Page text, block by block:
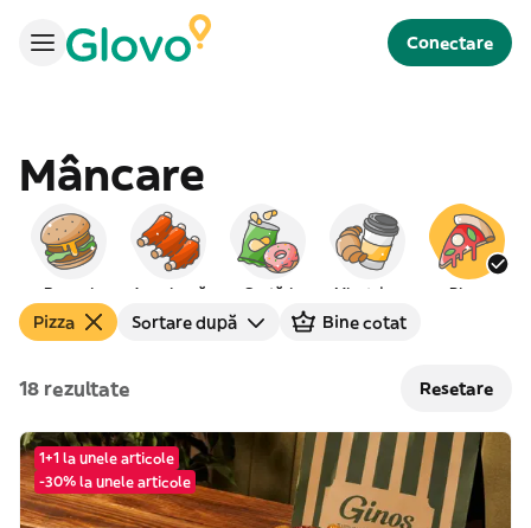
Conectare
Mâncare
Burgeri Americană Gustări Mic dejun Pizza
Pizza Sortare după Bine cotat
18 rezultate Resetare
1+1 la unele articole
-30% la unele articole